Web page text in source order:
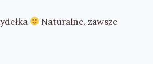
Naturalne, zawsze